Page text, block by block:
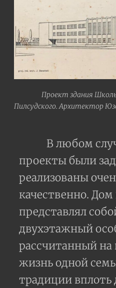
Проект здания
Пилсудского. Архитектор
В любом
проекты были
реализованы
качественно.
представлял
двухэтажный
рассчитанный
жизнь одной
традиции вплоть